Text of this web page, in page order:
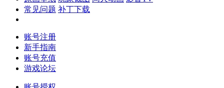
常见问题 补丁下载
账号注册
新手指南
账号充值
游戏论坛
账号授权